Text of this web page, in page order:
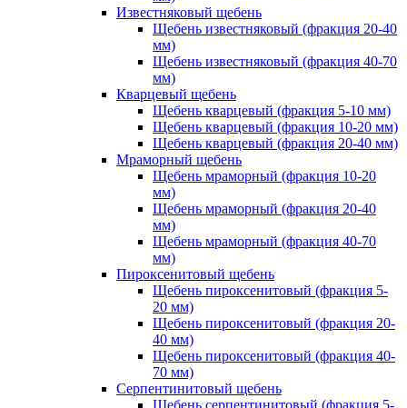
Известняковый щебень
Щебень известняковый (фракция 20-40
мм)
Щебень известняковый (фракция 40-70
мм)
Кварцевый щебень
Щебень кварцевый (фракция 5-10 мм)
Щебень кварцевый (фракция 10-20 мм)
Щебень кварцевый (фракция 20-40 мм)
Мраморный щебень
Щебень мраморный (фракция 10-20
мм)
Щебень мраморный (фракция 20-40
мм)
Щебень мраморный (фракция 40-70
мм)
Пироксенитовый щебень
Щебень пироксенитовый (фракция 5-
20 мм)
Щебень пироксенитовый (фракция 20-
40 мм)
Щебень пироксенитовый (фракция 40-
70 мм)
Серпентинитовый щебень
Щебень серпентинитовый (фракция 5-